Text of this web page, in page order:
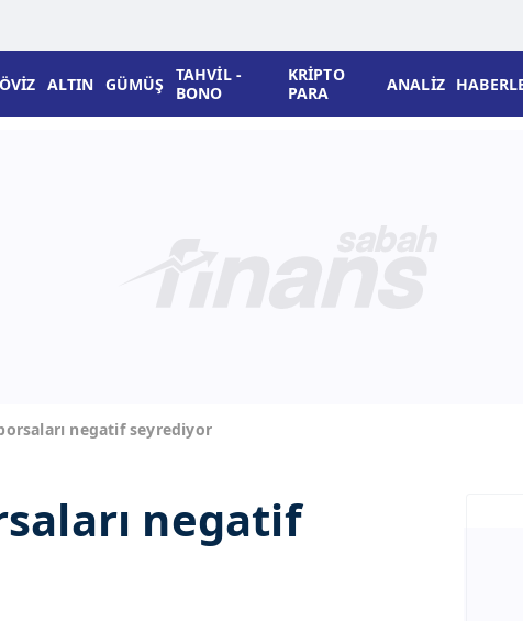
ALTIN GÜMÜŞ
TAHVİL -
BONO
KRİPTO
PARA
ANALİZ
negatif seyrediyor
negatif